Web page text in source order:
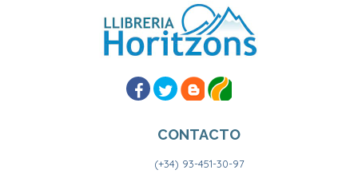
CONTACTO
(+34) 93-451-30-97